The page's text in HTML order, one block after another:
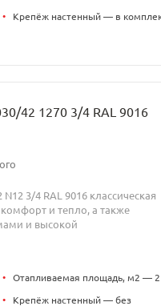
• Крепёж настенный — в
42 1270 3/4 RAL 9016
3/4 RAL 9016 классическая
и тепло, а также
и высокой
• Отапливаемая площадь, м2 —
•
Крепёж настенный — без